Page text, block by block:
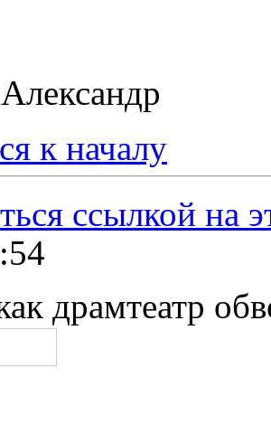
Александр
к началу
драмтеатр